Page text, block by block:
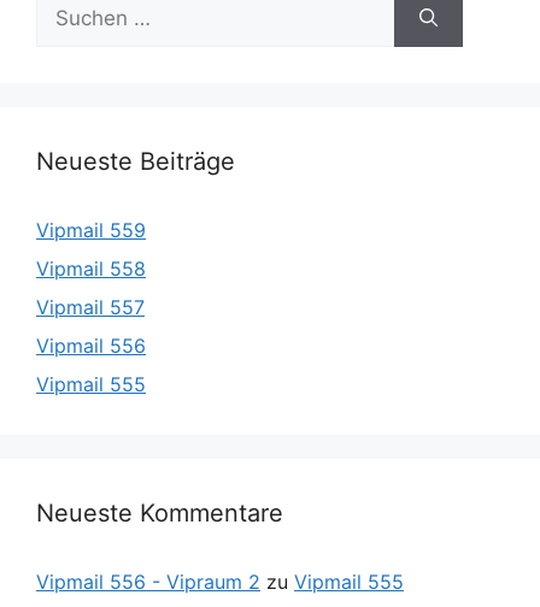
nach:
Neueste Beiträge
Vipmail 559
Vipmail 558
Vipmail 557
Vipmail 556
Vipmail 555
Neueste Kommentare
Vipmail 556 - Vipraum 2 zu Vipmail 555